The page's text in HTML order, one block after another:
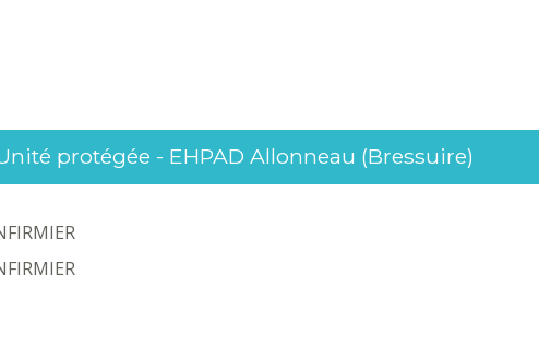
protégée - EHPAD Allonneau (Bressuire)